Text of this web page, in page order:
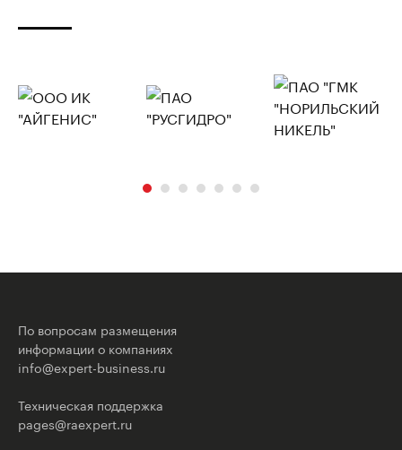
По вопросам размещения
информации о компаниях
info@expert-business.ru
Техническая поддержка
pages@raexpert.ru